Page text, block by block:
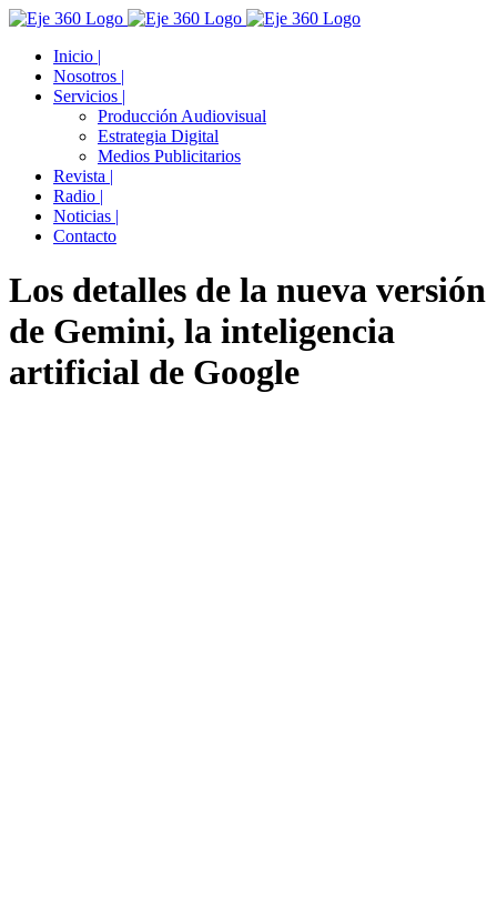
Skip
content
Facebook
Twitter
YouTube
Instagram
Inicio |
Nosotros |
Servicios |
Producción Audiovisual
Estrategia Digital
Medios Publicitarios
Revista |
Radio |
Noticias |
Contacto
Los detalles de la nueva versión
de Gemini, la inteligencia
artificial de Google